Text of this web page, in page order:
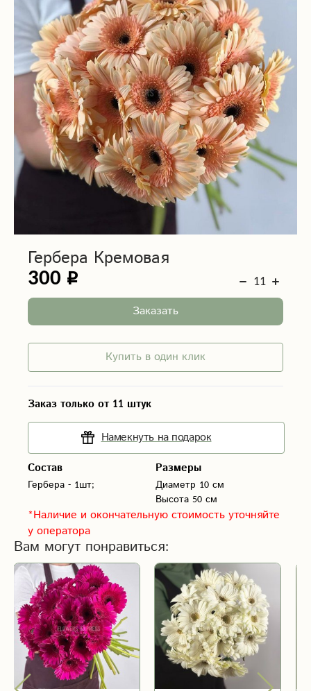
Гербера Кремовая
300
Заказать
Купить в один клик
Заказ только от 11 штук
Намекнуть на подарок
Состав Размеры
Диаметр 10 см
Высота 50 см
*Наличие и окончательную стоимость уточняйте
у оператора
Вам могут понравиться: